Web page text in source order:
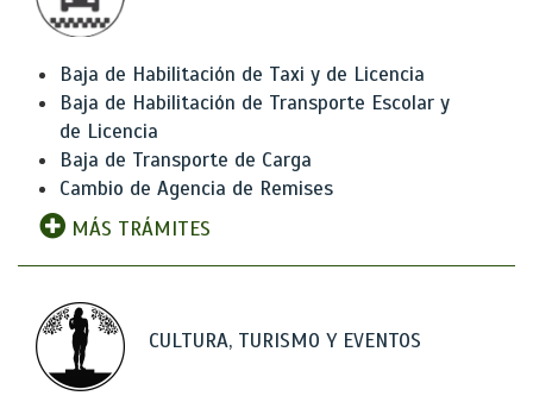
Baja de Habilitación de Taxi y de Licencia
Baja de Habilitación de Transporte Escolar y
de Licencia
Baja de Transporte de Carga
Cambio de Agencia de Remises
MÁS TRÁMITES
CULTURA, TURISMO Y EVENTOS